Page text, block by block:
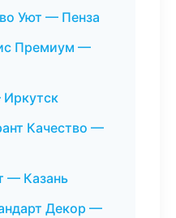
Уют — Пенза
Премиум —
Качество —
— Казань
Декор —